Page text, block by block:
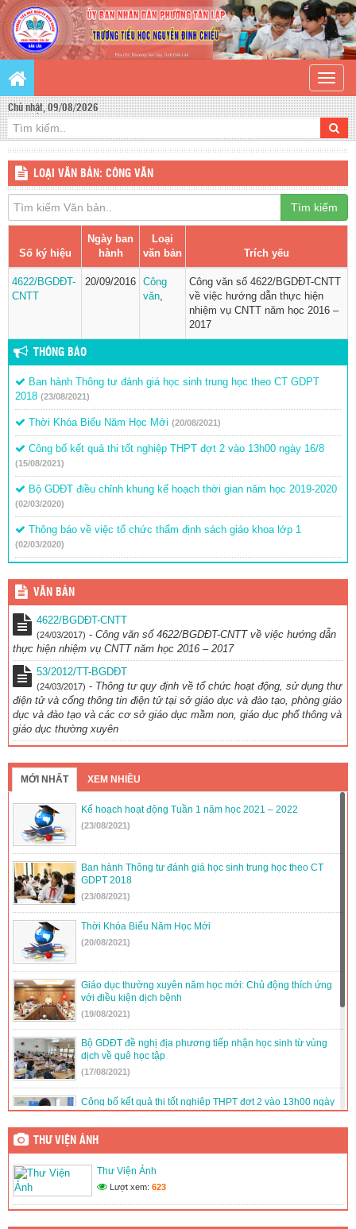
Toggle
Chủ nhật, 09/08/2026
LOẠI VĂN BẢN: CÔNG VĂN
Tìm kiếm
Số ký hiệu
Ngày ban
hành
Loại
văn bản
Trích yếu
4622/BGDĐT-
CNTT
20/09/2016 Công
văn
Công văn số 4622/BGDĐT-CNTT
về việc hướng dẫn thực hiện
nhiệm vụ CNTT năm học 2016 –
2017
THÔNG BÁO
Ban hành Thông tư đánh giá học sinh trung học theo CT GDPT
2018 (23/08/2021)
Thời Khóa Biểu Năm Học Mới (20/08/2021)
Công bố kết quả thi tốt nghiệp THPT đợt 2 vào 13h00 ngày 16/8
(15/08/2021)
Bộ GDĐT điều chỉnh khung kế hoạch thời gian năm học 2019-2020
(02/03/2020)
Thông báo về việc tổ chức thẩm định sách giáo khoa lớp 1
(02/03/2020)
VĂN BẢN
4622/BGDĐT-CNTT
(24/03/2017) - Công văn số 4622/BGDĐT-CNTT về việc hướng dẫn
thực hiện nhiệm vụ CNTT năm học 2016 – 2017
53/2012/TT-BGDĐT
(24/03/2017) - Thông tư quy định về tổ chức hoạt động, sử dụng thư
điện tử và cổng thông tin điện tử tại sở giáo dục và đào tạo, phòng giáo
dục và đào tạo và các cơ sở giáo dục mầm non, giáo dục phổ thông và
giáo dục thường xuyên
MỚI NHẤT XEM NHIỀU
Kế hoạch hoạt động Tuần 1 năm học 2021 – 2022
(23/08/2021)
Ban hành Thông tư đánh giá học sinh trung học theo CT
GDPT 2018
(23/08/2021)
Thời Khóa Biểu Năm Học Mới
(20/08/2021)
Giáo dục thường xuyên năm học mới: Chủ động thích ứng
với điều kiện dịch bệnh
(19/08/2021)
Bộ GDĐT đề nghị địa phương tiếp nhận học sinh từ vùng
dịch về quê học tập
(17/08/2021)
Công bố kết quả thi tốt nghiệp THPT đợt 2 vào 13h00 ngày
16/8
(15/08/2021)
thông
(02/03/2020)
THƯ VIỆN ẢNH
Thư Viện Ảnh
Lượt xem: 623